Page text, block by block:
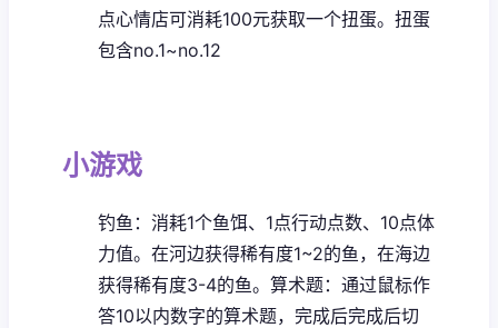
点心情店可消耗100元获取一个扭蛋。扭蛋
包含no.1~no.12
小游戏
钓鱼：消耗1个鱼饵、1点行动点数、10点体
力值。在河边获得稀有度1~2的鱼，在海边
获得稀有度3-4的鱼。 算术题：通过鼠标作
答10以内数字的算术题，完成后完成后切